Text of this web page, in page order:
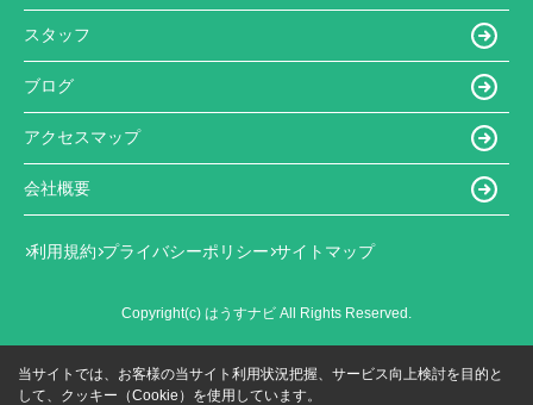
スタッフ
ブログ
アクセスマップ
会社概要
利用規約 プライバシーポリシー サイトマップ
Copyright(c) はうすナビ All Rights Reserved.
当サイトでは、お客様の当サイト利用状況把握、サービス向上検討を目的と
して、クッキー（Cookie）を使用しています。